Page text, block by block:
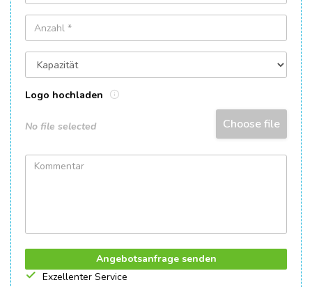
Logo hochladen
Choose file
No file selected
Angebotsanfrage senden
Exzellenter Service